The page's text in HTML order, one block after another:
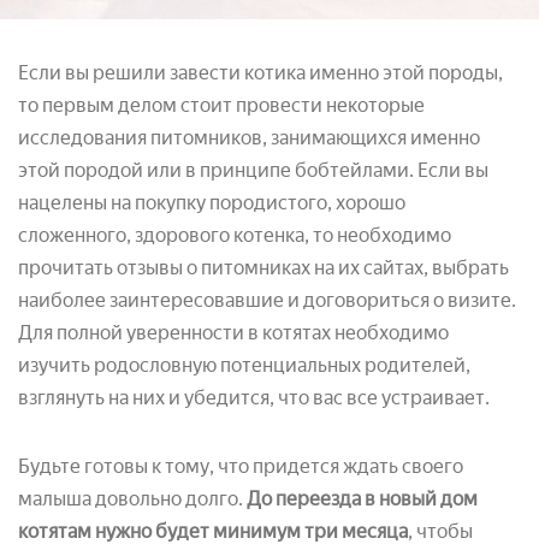
Если вы решили завести котика именно этой породы,
то первым делом стоит провести некоторые
исследования питомников, занимающихся именно
этой породой или в принципе бобтейлами. Если вы
нацелены на покупку породистого, хорошо
сложенного, здорового котенка, то необходимо
прочитать отзывы о питомниках на их сайтах, выбрать
наиболее заинтересовавшие и договориться о визите.
Для полной уверенности в котятах необходимо
изучить родословную потенциальных родителей,
взглянуть на них и убедится, что вас все устраивает.
Будьте готовы к тому, что придется ждать своего
малыша довольно долго. До переезда в новый дом
котятам нужно будет минимум три месяца, чтобы